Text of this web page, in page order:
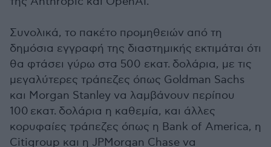
Συνολικά, το πακέτο προμηθειών από τη
δημόσια εγγραφή της διαστημικής εκτιμάται ότι
θα φτάσει γύρω στα 500 εκατ. δολάρια, με τις
μεγαλύτερες τράπεζες όπως Goldman Sachs
και Morgan Stanley να λαμβάνουν περίπου
100 εκατ. δολάρια η καθεμία, και άλλες
κορυφαίες τράπεζες όπως η Bank of America, η
Citigroup και η JPMorgan Chase να